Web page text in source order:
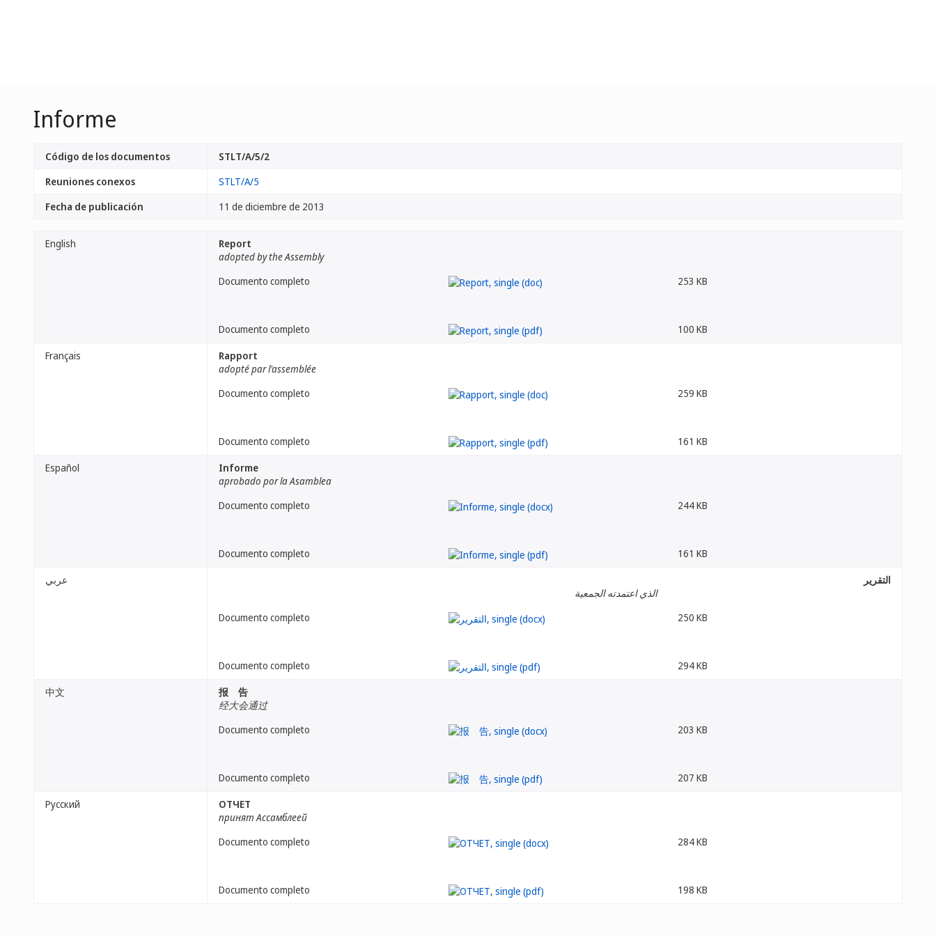
Informe
Código de los documentos
STLT/A/5/2
Reuniones conexos
STLT/A/5
Fecha de publicación
11 de diciembre de 2013
English
Report
adopted by the Assembly
Documento completo
253 KB
Documento completo 100 KB
Français
Rapport
adopté par l'assemblée
Documento completo
259 KB
Documento completo 161 KB
Español
Informe
aprobado por la Asamblea
Documento completo
244 KB
Documento completo 161 KB
عربي
التقرير
الذي اعتمدته الجمعية
Documento completo
250 KB
Documento completo 294 KB
中文
报 告
经大会通过
Documento completo
203 KB
Documento completo 207 KB
Русский
ОТЧЕТ
принят Ассамблеей
Documento completo
284 KB
Documento completo 198 KB